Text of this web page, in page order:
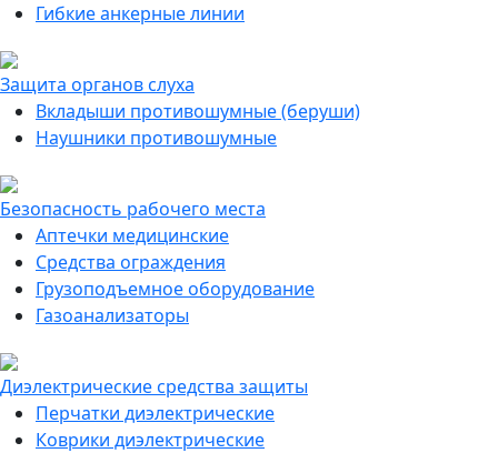
Гибкие анкерные линии
Защита органов слуха
Вкладыши противошумные (беруши)
Наушники противошумные
Безопасность рабочего места
Аптечки медицинские
Средства ограждения
Грузоподъемное оборудование
Газоанализаторы
Диэлектрические средства защиты
Перчатки диэлектрические
Коврики диэлектрические